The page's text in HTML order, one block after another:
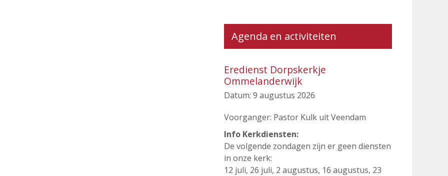
Agenda en activiteiten
Eredienst Dorpskerkje
Ommelanderwijk
Datum: 9 augustus 2026
Voorganger: Pastor Kulk uit Veendam
Info Kerkdiensten:
De volgende zondagen zijn er geen diensten
in onze kerk:
12 juli, 26 juli, 2 augustus, 16 augustus, 23